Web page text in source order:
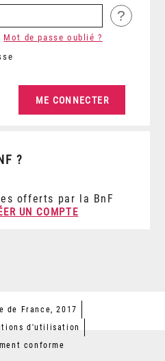
?
Mot de passe oublié ?
?
offerts par la BnF
UN COMPTE
de France, 2017
d'utilisation
conforme